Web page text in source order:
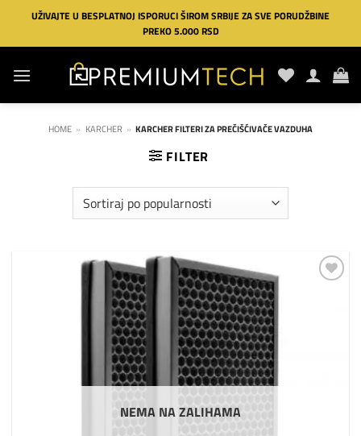
Preskoči
sadržaj
UŽIVAJTE U BESPLATNOJ ISPORUCI ŠIROM SRBIJE ZA SVE PORUDŽBINE
PREKO 5.000 RSD
HOME » KARCHER » KARCHER FILTERI ZA PREČIŠĆIVAČE VAZDUHA
FILTER
NEMA NA ZALIHAMA